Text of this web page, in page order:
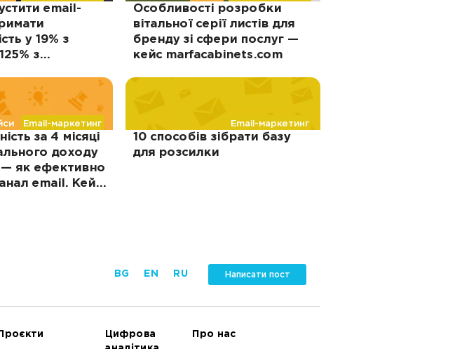
email-
у 19% з
з
Особливості розробки
вітальної серії листів для
бренду зі сфери послуг —
кейс marfacabinets.com
Email-маркетинг
за 4 місяці
доходу
як ефективно
email. Кейс
Email-маркетинг
10 способів зібрати базу
для розсилки
BG EN RU Написати пост
Цифрова
Про нас